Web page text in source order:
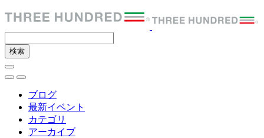
ブログ
最新イベント
カテゴリ
アーカイブ